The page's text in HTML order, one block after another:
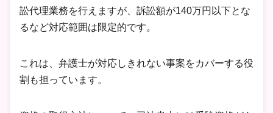
訟代理業務を行えますが、訴訟額が140万円以下とな
るなど対応範囲は限定的です。
これは、弁護士が対応しきれない事案をカバーする役
割も担っています。